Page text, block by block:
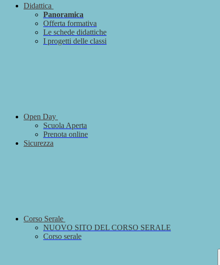
Didattica
Panoramica
Offerta formativa
Le schede didattiche
I progetti delle classi
Open Day
Scuola Aperta
Prenota online
Sicurezza
Corso Serale
NUOVO SITO DEL CORSO SERALE
Corso serale